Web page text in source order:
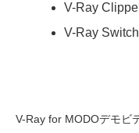
V-Ray
V-Ray
V-Ray for MODOデモビ